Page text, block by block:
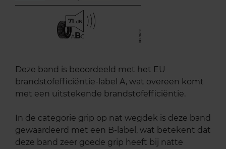
71
ABC
Deze band is beoordeeld met het EU
brandstofefficiëntie-label A, wat overeen komt
met een uitstekende brandstofefficiëntie.
In de categorie grip op nat wegdek is deze band
gewaardeerd met een B-label, wat betekent dat
deze band zeer goede grip heeft bij natte